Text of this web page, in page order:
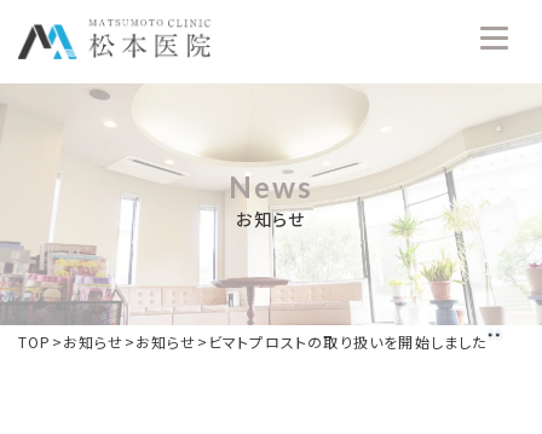
News
お知らせ
TOP >お知らせ>お知らせ> ビマトプロストの取り扱いを開始しました